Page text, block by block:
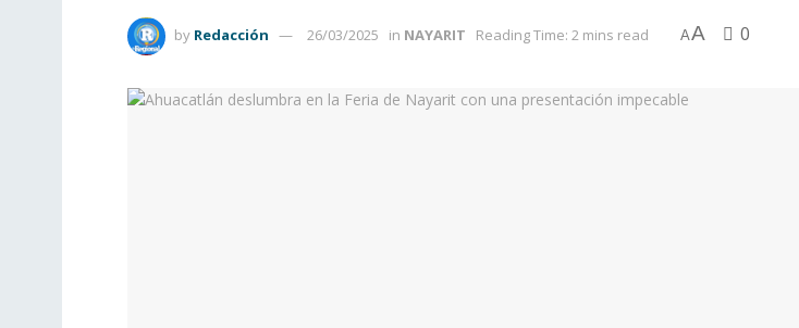
by Redacción 26/03/2025 in NAYARIT Reading Time: 2 mins read AA 0